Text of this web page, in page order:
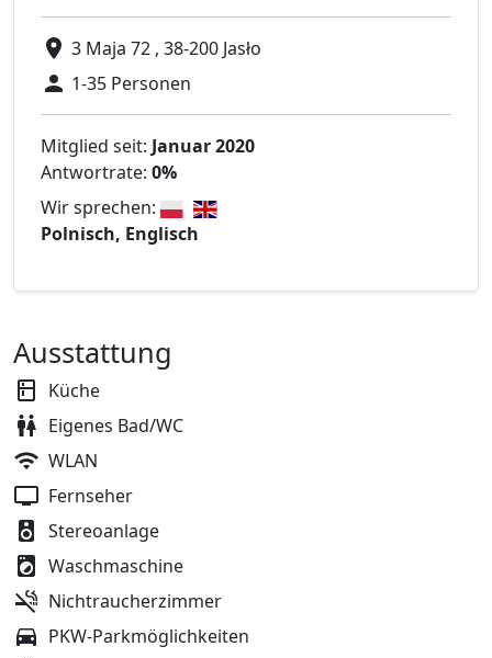
3 Maja 72 , 38-200 Jasło
1-35 Personen
Mitglied seit: Januar 2020
Antwortrate: 0%
Wir sprechen:
Polnisch, Englisch
Ausstattung
Küche
Eigenes Bad/WC
WLAN
Fernseher
Stereoanlage
Waschmaschine
Nichtraucherzimmer
PKW-Parkmöglichkeiten